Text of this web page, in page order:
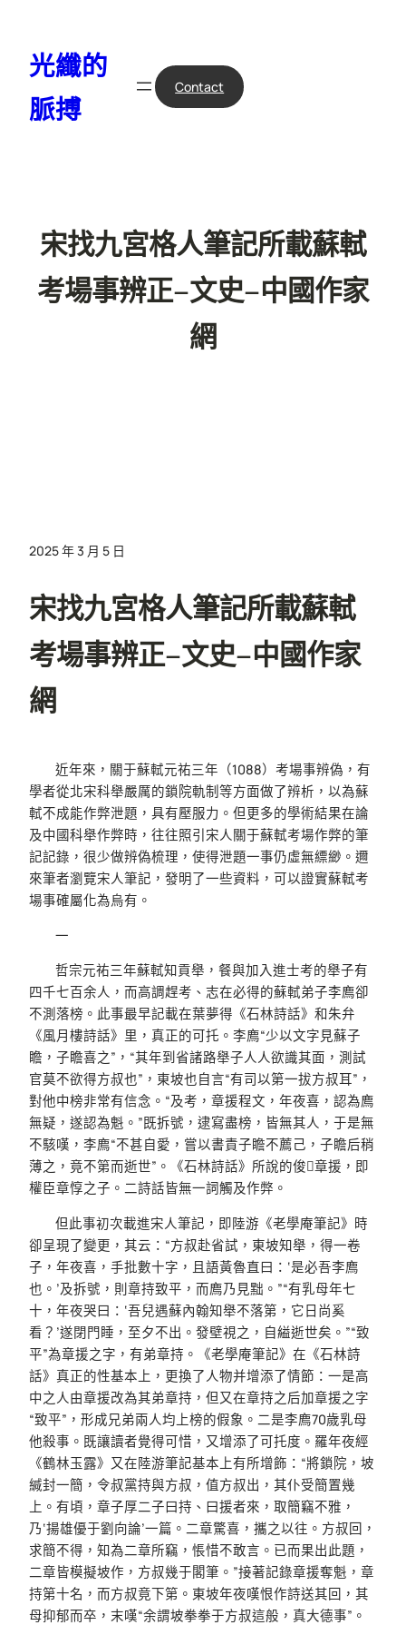
光纖的
脈搏
Contact
宋找九宮格人筆記所載蘇軾
考場事辨正–文史–中國作家
網
2025 年 3 月 5 日
宋找九宮格人筆記所載蘇軾
考場事辨正–文史–中國作家
網
近年來，關于蘇軾元祐三年（1088）考場事辨偽，有
學者從北宋科舉嚴厲的鎖院軌制等方面做了辨析，以為蘇
軾不成能作弊泄題，具有壓服力。但更多的學術結果在論
及中國科舉作弊時，往往照引宋人關于蘇軾考場作弊的筆
記記錄，很少做辨偽梳理，使得泄題一事仍虛無縹緲。邇
來筆者瀏覽宋人筆記，發明了一些資料，可以證實蘇軾考
場事確屬化為烏有。
一
哲宗元祐三年蘇軾知貢舉，餐與加入進士考的舉子有
四千七百余人，而高調趕考、志在必得的蘇軾弟子李廌卻
不測落榜。此事最早記載在葉夢得《石林詩話》和朱弁
《風月樓詩話》里，真正的可托。李廌“少以文字見蘇子
瞻，子瞻喜之”，“其年到省諸路舉子人人欲識其面，測試
官莫不欲得方叔也”，東坡也自言“有司以第一拔方叔耳”，
對他中榜非常有信念。“及考，章援程文，年夜喜，認為廌
無疑，遂認為魁。”既拆號，逮寫盡榜，皆無其人，于是無
不駭嘆，李廌“不甚自愛，嘗以書責子瞻不薦己，子瞻后稍
薄之，竟不第而逝世”。《石林詩話》所說的俊章援，即
權臣章惇之子。二詩話皆無一詞觸及作弊。
但此事初次載進宋人筆記，即陸游《老學庵筆記》時
卻呈現了變更，其云：“方叔赴省試，東坡知舉，得一卷
子，年夜喜，手批數十字，且語黃魯直曰：‘是必吾李廌
也。’及拆號，則章持致平，而廌乃見黜。”“有乳母年七
十，年夜哭曰：‘吾兒遇蘇內翰知舉不落第，它日尚奚
看？’遂閉門睡，至夕不出。發壁視之，自縊逝世矣。”“致
平”為章援之字，有弟章持。《老學庵筆記》在《石林詩
話》真正的性基本上，更換了人物并增添了情節：一是高
中之人由章援改為其弟章持，但又在章持之后加章援之字
“致平”，形成兄弟兩人均上榜的假象。二是李廌70歲乳母
他殺事。既讓讀者覺得可惜，又增添了可托度。羅年夜經
《鶴林玉露》又在陸游筆記基本上有所增飾：“將鎖院，坡
緘封一簡，令叔黨持與方叔，值方叔出，其仆受簡置幾
上。有頃，章子厚二子曰持、曰援者來，取簡竊不雅，
乃‘揚雄優于劉向論’一篇。二章驚喜，攜之以往。方叔回，
求簡不得，知為二章所竊，悵惜不敢言。已而果出此題，
二章皆模擬坡作，方叔幾于閣筆。”接著記錄章援奪魁，章
持第十名，而方叔竟下第。東坡年夜嘆恨作詩送其回，其
母抑郁而卒，末嘆“余謂坡拳拳于方叔這般，真大德事”。